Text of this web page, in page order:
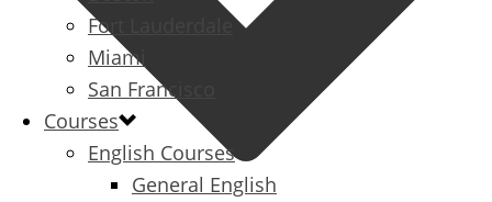
Fort Lauderdale
Miami
San Francisco
Courses
English Courses
General English